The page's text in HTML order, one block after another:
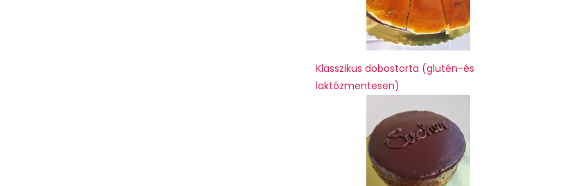
Klasszikus dobostorta (glutén-és
laktózmentesen)